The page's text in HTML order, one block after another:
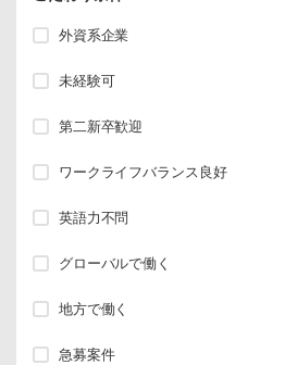
外資系企業
未経験可
第二新卒歓迎
ワークライフバランス良好
英語力不問
グローバルで働く
地方で働く
急募案件